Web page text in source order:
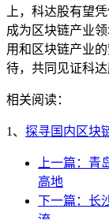
上，科达股有望
成为区块链产业
用和区块链产业
待，共同见证科
相关阅读：
1、 探寻国内区块
上一篇：
高地
下一篇：长